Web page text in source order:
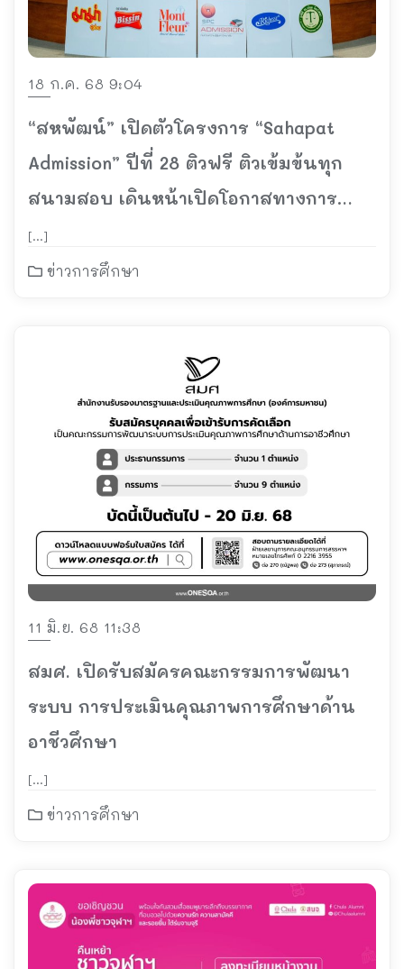
18 ก.ค. 68 9:04
“สหพัฒน์” เปิดตัวโครงการ “Sahapat
Admission” ปีที่ 28 ติวฟรี ติวเข้มข้นทุก
สนามสอบ เดินหน้าเปิดโอกาสทางการ
ศึกษาให้น้อง ๆ ทั่วประเทศ
[…]
ข่าวการศึกษา
11 มิ.ย. 68 11:38
สมศ. เปิดรับสมัครคณะกรรมการพัฒนา
ระบบ การประเมินคุณภาพการศึกษาด้าน
อาชีวศึกษา
[…]
ข่าวการศึกษา